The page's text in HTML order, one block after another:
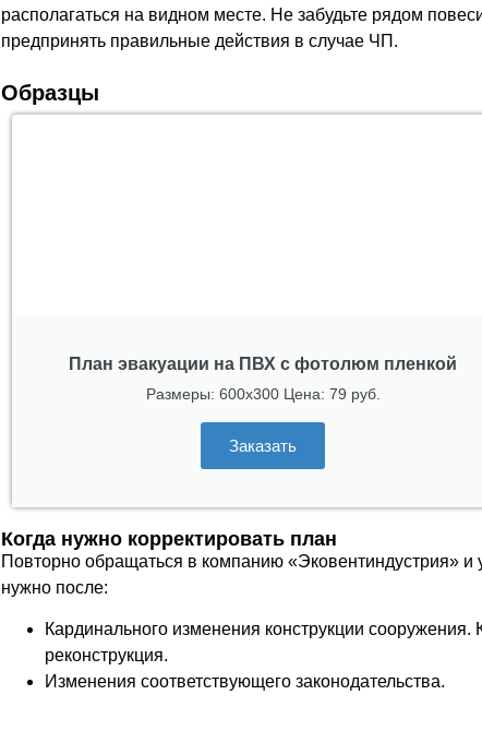
располагаться на видном месте. Не забудьте рядом
предпринять правильные действия в случае ЧП.
Образцы
План эвакуации на ПВХ с фотолюм пленкой
Размеры: 600x300 Цена: 79 руб.
Заказать
Когда нужно корректировать план
Повторно обращаться в компанию «Эковентиндустрия» и
нужно после:
Кардинального изменения конструкции
реконструкция.
Изменения соответствующего законодательства.